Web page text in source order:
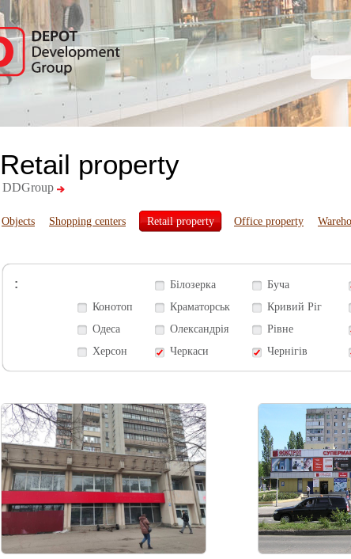
Retail property
DDGroup
Objects Shopping centers Retail property Office property
: Білозерка Буча
Конотоп
Краматорськ Кривий Ріг
Одеса
Олександрія Рівне
Херсон
Черкаси Чернігів